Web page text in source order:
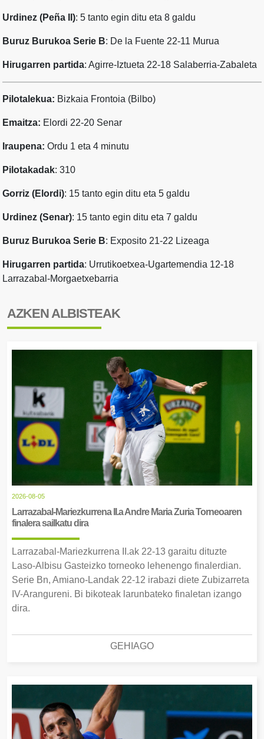
Urdinez (Peña II): 5 tanto egin ditu eta 8 galdu
Buruz Burukoa Serie B: De la Fuente 22-11 Murua
Hirugarren partida: Agirre-Iztueta 22-18 Salaberria-Zabaleta
Pilotalekua: Bizkaia Frontoia (Bilbo)
Emaitza: Elordi 22-20 Senar
Iraupena: Ordu 1 eta 4 minutu
Pilotakadak: 310
Gorriz (Elordi): 15 tanto egin ditu eta 5 galdu
Urdinez (Senar): 15 tanto egin ditu eta 7 galdu
Buruz Burukoa Serie B: Exposito 21-22 Lizeaga
Hirugarren partida: Urrutikoetxea-Ugartemendia 12-18
Larrazabal-Morgaetxebarria
AZKEN ALBISTEAK
2026-08-05
Larrazabal-Mariezkurrena II.a Andre Maria Zuria Torneoaren
finalera sailkatu dira
Larrazabal-Mariezkurrena II.ak 22-13 garaitu dituzte
Laso-Albisu Gasteizko torneoko lehenengo finalerdian.
Serie Bn, Amiano-Landak 22-12 irabazi diete Zubizarreta
IV-Arangureni. Bi bikoteak larunbateko finaletan izango
dira.
GEHIAGO